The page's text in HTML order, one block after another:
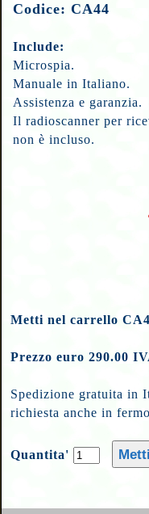
Codice: CA44
Include:
Microspia.
Manuale in Italiano.
Assistenza e garanzia.
Il radioscanner per
non è incluso.
Metti nel carrello
Prezzo euro 290.00
Spedizione gratuita in
richiesta anche in
Quantita'